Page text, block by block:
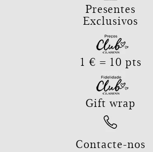
Presentes
Exclusivos
1 € = 10 pts
Gift wrap
Contacte-nos